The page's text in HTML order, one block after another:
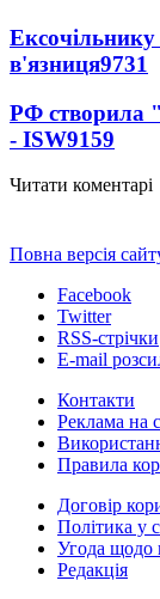
в'язниця9731
РФ створила
- ISW9159
Читати коментарі
Повна версія
Facebook
Twitter
RSS-стрічки
E-mail
Контакти
Реклама на
Правила
Договір
Політика у
Угода щодо
Редакція